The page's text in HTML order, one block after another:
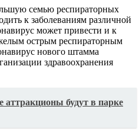
семью респираторных
к заболеваниям различной
может привести и к
острым респираторным
нового штамма
здравоохранения
аттракционы будут в парке